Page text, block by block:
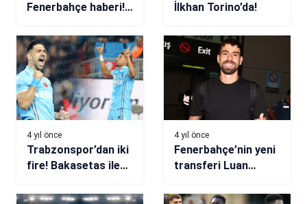
Fenerbahçe haberi!
kalıcı!
İlkhan Torino’da!
4 yıl önce
Trabzonspor’dan iki
fire! Bakasetas ile
Ankara’da yok!
4 yıl önce
Fenerbahçe’nin yeni
transferi Luan
geldi